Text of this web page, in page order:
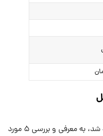
همان‌طور که در این مقاله به آن اشاره شد، به معرفی و بررسی ۵ مورد